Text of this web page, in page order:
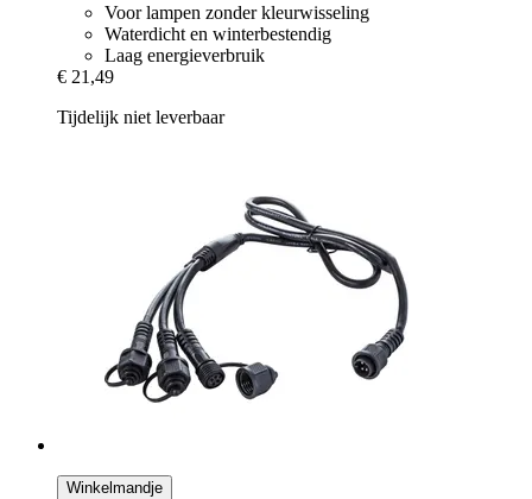
Voor lampen zonder kleurwisseling
Waterdicht en winterbestendig
Laag energieverbruik
€ 21,49
Tijdelijk niet leverbaar
Winkelmandje